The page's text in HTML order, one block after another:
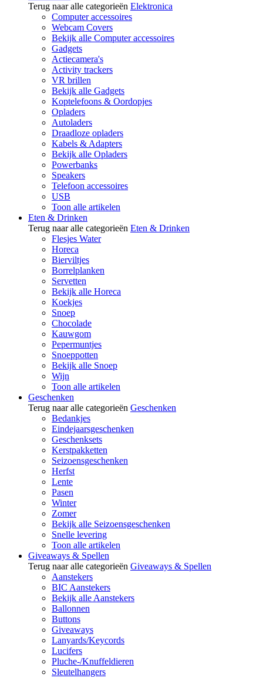
Terug naar alle categorieën Elektronica
Computer accessoires
Webcam Covers
Bekijk alle Computer accessoires
Gadgets
Actiecamera's
Activity trackers
VR brillen
Bekijk alle Gadgets
Koptelefoons & Oordopjes
Opladers
Autoladers
Draadloze opladers
Kabels & Adapters
Bekijk alle Opladers
Powerbanks
Speakers
Telefoon accessoires
USB
Toon alle artikelen
Eten & Drinken
Terug naar alle categorieën Eten & Drinken
Flesjes Water
Horeca
Bierviltjes
Borrelplanken
Servetten
Bekijk alle Horeca
Koekjes
Snoep
Chocolade
Kauwgom
Pepermuntjes
Snoeppotten
Bekijk alle Snoep
Wijn
Toon alle artikelen
Geschenken
Terug naar alle categorieën Geschenken
Bedankjes
Eindejaarsgeschenken
Geschenksets
Kerstpakketten
Seizoensgeschenken
Herfst
Lente
Pasen
Winter
Zomer
Bekijk alle Seizoensgeschenken
Snelle levering
Toon alle artikelen
Giveaways & Spellen
Terug naar alle categorieën Giveaways & Spellen
Aanstekers
BIC Aanstekers
Bekijk alle Aanstekers
Ballonnen
Buttons
Giveaways
Lanyards/Keycords
Lucifers
Pluche-/Knuffeldieren
Sleutelhangers